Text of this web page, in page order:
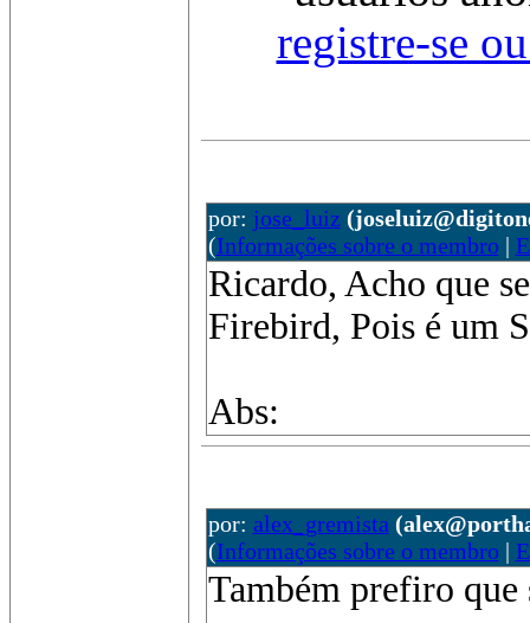
registre-se
por: jose_luiz
(Informações sobre o membro|
Ricardo, Acho que
Firebird, Pois é um
Abs:
por: alex_gremista
(Informações sobre o membro|
Também prefiro